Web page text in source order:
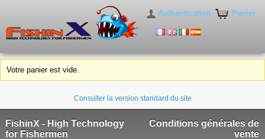
Panier
Authentication
Votre panier est vide.
Consulter la version standard du site
FishinX - High Technology
for Fishermen
Conditions générales de
vente